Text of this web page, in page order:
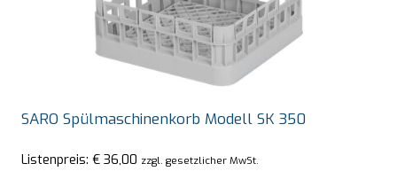
SARO Spülmaschinenkorb Modell SK 350
Listenpreis: € 36,00 zzgl. gesetzlicher MwSt.